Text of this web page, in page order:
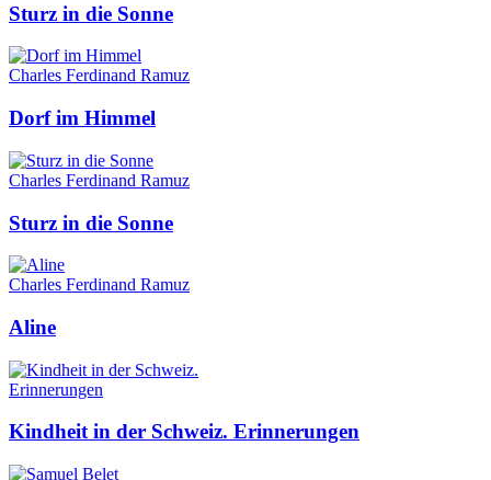
Sturz in die Sonne
Charles Ferdinand Ramuz
Dorf im Himmel
Charles Ferdinand Ramuz
Sturz in die Sonne
Charles Ferdinand Ramuz
Aline
Kindheit in der Schweiz. Erinnerungen